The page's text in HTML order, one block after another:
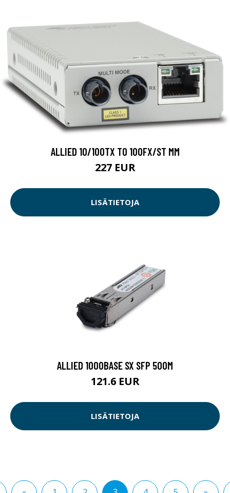
ALLIED 10/100TX TO 100FX/ST MM
227 EUR
LISÄTIETOJA
ALLIED 1000BASE SX SFP 500M
121.6 EUR
LISÄTIETOJA